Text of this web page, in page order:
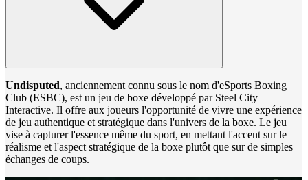
Undisputed, anciennement connu sous le nom d'eSports Boxing
Club (ESBC), est un jeu de boxe développé par Steel City
Interactive. Il offre aux joueurs l'opportunité de vivre une expérience
de jeu authentique et stratégique dans l'univers de la boxe. Le jeu
vise à capturer l'essence même du sport, en mettant l'accent sur le
réalisme et l'aspect stratégique de la boxe plutôt que sur de simples
échanges de coups.